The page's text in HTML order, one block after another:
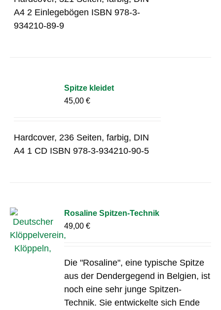
A4 2 Einlegebögen ISBN 978-3-
934210-89-9
Spitze kleidet
45,00€
Hardcover, 236 Seiten, farbig, DIN
A4 1 CD ISBN 978-3-934210-90-5
Rosaline Spitzen-Technik
49,00€
Die "Rosaline", eine typische Spitze
aus der Dendergegend in Belgien, ist
noch eine sehr junge Spitzen-
Technik. Sie entwickelte sich Ende